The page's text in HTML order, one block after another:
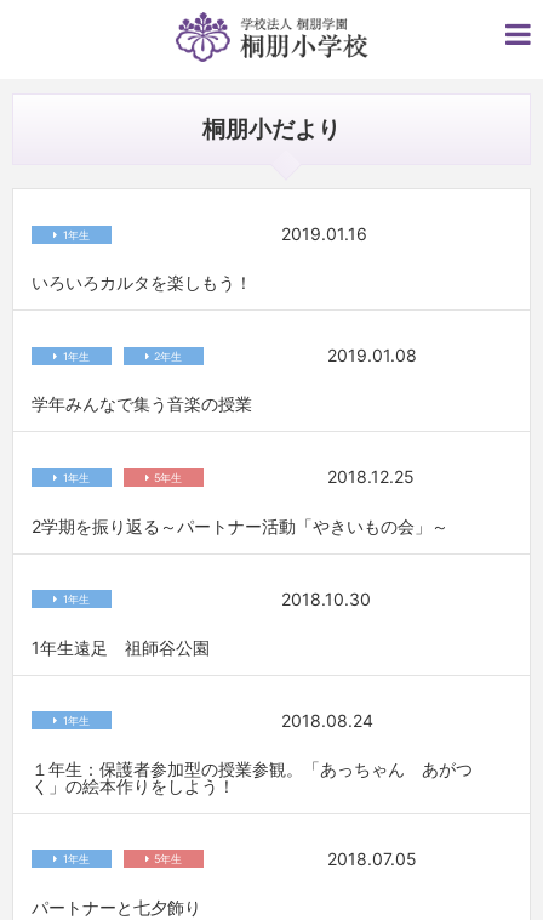
桐朋小だより
いろいろカルタを楽しもう！
1年生 2019.01.16
学年みんなで集う音楽の授業
1年生 2年生 2019.01.08
2学期を振り返る～パートナー活動「やきいもの会」～
1年生 5年生 2018.12.25
1年生遠足 祖師谷公園
1年生 2018.10.30
１年生：保護者参加型の授業参観。「あっちゃん あがつ
く」の絵本作りをしよう！
1年生 2018.08.24
パートナーと七夕飾り
1年生 5年生 2018.07.05